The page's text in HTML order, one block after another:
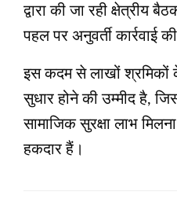
द्वारा की जा रही क्षेत्रीय
पहल पर अनुवर्ती कार्रवाई
इस कदम से लाखों
सुधार होने की उम्मीद है,
सामाजिक सुरक्षा लाभ
हकदार हैं।